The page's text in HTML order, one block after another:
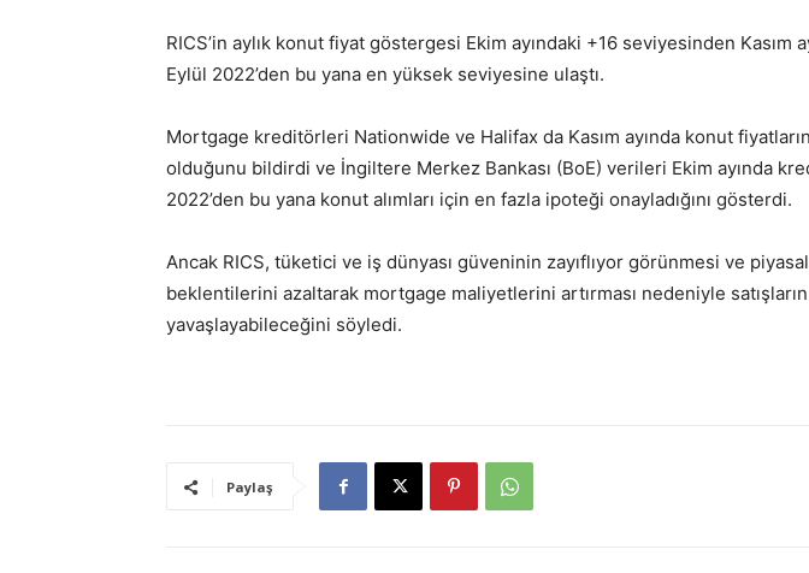
RICS’in aylık konut fiyat göstergesi Ekim ayındaki +16 seviyesinden Kasım
Eylül 2022’den bu yana en yüksek seviyesine ulaştı.
Mortgage kreditörleri Nationwide ve Halifax da Kasım ayında konut
olduğunu bildirdi ve İngiltere Merkez Bankası (BoE) verileri Ekim ayında
2022’den bu yana konut alımları için en fazla ipoteği onayladığını gösterdi.
Ancak RICS, tüketici ve iş dünyası güveninin zayıflıyor görünmesi ve
beklentilerini azaltarak mortgage maliyetlerini artırması nedeniyle
yavaşlayabileceğini söyledi.
Paylaş